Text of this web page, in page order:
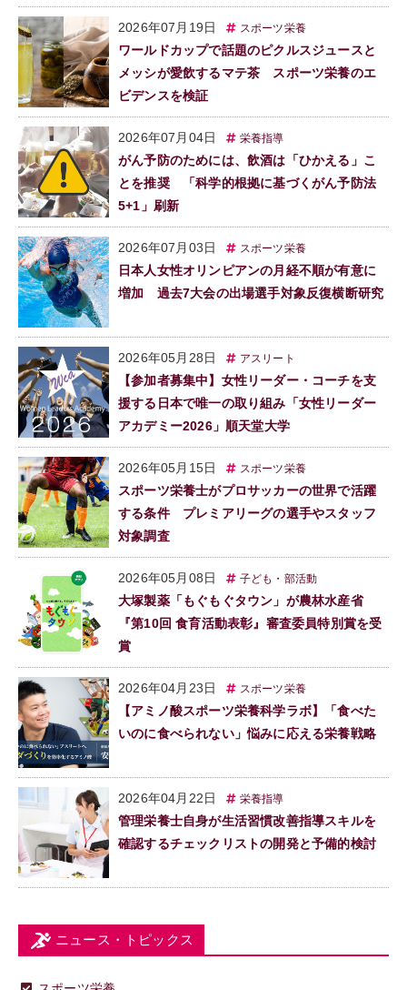
2026年07月19日 スポーツ栄養
ワールドカップで話題のピクルスジュースと
メッシが愛飲するマテ茶 スポーツ栄養のエ
ビデンスを検証
2026年07月04日 栄養指導
がん予防のためには、飲酒は「ひかえる」こ
とを推奨 「科学的根拠に基づくがん予防法
5+1」刷新
2026年07月03日 スポーツ栄養
日本人女性オリンピアンの月経不順が有意に
増加 過去7大会の出場選手対象反復横断研究
2026年05月28日 アスリート
【参加者募集中】女性リーダー・コーチを支
援する日本で唯一の取り組み「女性リーダー
アカデミー2026」順天堂大学
2026年05月15日 スポーツ栄養
スポーツ栄養士がプロサッカーの世界で活躍
する条件 プレミアリーグの選手やスタッフ
対象調査
2026年05月08日 子ども・部活動
大塚製薬「もぐもぐタウン」が農林水産省
『第10回 食育活動表彰』審査委員特別賞を受
賞
2026年04月23日 スポーツ栄養
【アミノ酸スポーツ栄養科学ラボ】「食べた
いのに食べられない」悩みに応える栄養戦略
2026年04月22日 栄養指導
管理栄養士自身が生活習慣改善指導スキルを
確認するチェックリストの開発と予備的検討
ニュース・トピックス